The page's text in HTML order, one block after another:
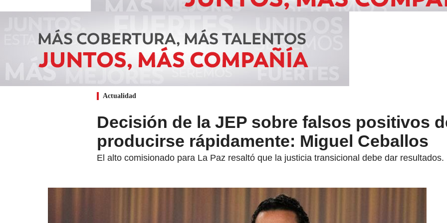
Actualidad
Decisión de la JEP sobre falsos positivos
producirse rápidamente: Miguel Ceballos
El alto comisionado para La Paz resaltó que la justicia transicional debe dar resultados.